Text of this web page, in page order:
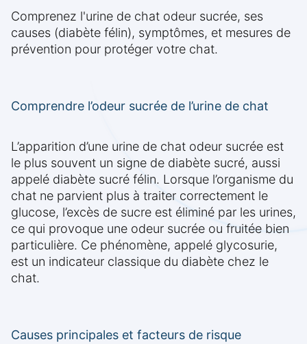
Comprenez l'urine de chat odeur sucrée, ses
causes (diabète félin), symptômes, et mesures de
prévention pour protéger votre chat.
Comprendre l’odeur sucrée de l’urine de chat
L’apparition d’une urine de chat odeur sucrée est
le plus souvent un signe de diabète sucré, aussi
appelé diabète sucré félin. Lorsque l’organisme du
chat ne parvient plus à traiter correctement le
glucose, l’excès de sucre est éliminé par les urines,
ce qui provoque une odeur sucrée ou fruitée bien
particulière. Ce phénomène, appelé glycosurie,
est un indicateur classique du diabète chez le
chat.
Causes principales et facteurs de risque